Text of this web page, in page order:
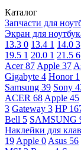
Каталог
Запчасти для
Экран для
13.3 0 13.4 1 14.0 3
19.5 1 20.0 1 21.5 6
Acer87 Apple 37
Gigabyte 4 Honor 1
Samsung 39 Sony
ACER 68 Apple 45
3 Gateway 3 HP
Bell 5 SAMSUNG
Наклейки для
19 Apple 0 Asus 56